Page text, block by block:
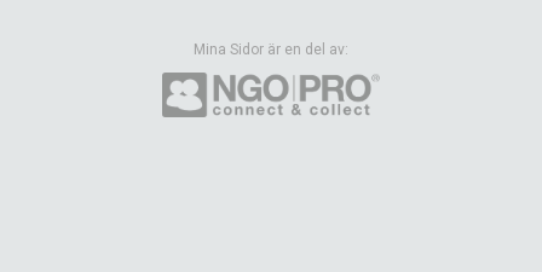
Mina Sidor är en del av: